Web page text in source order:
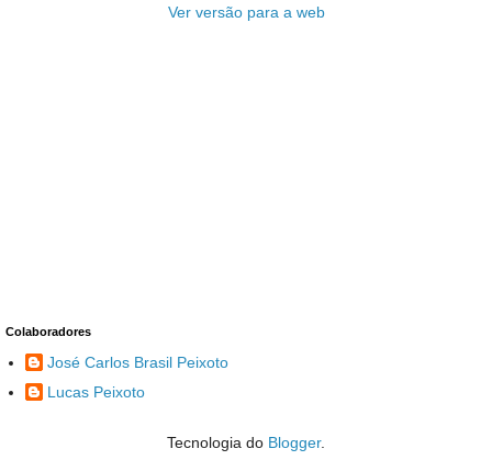
Ver versão para a web
Colaboradores
José Carlos Brasil Peixoto
Lucas Peixoto
Tecnologia do Blogger.